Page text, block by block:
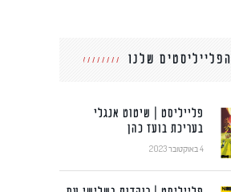
הפלייליסטים שלנו
פלייליסט | שיטוט אנגלי
בעריכת בועז כהן
4 באוקטובר 2023